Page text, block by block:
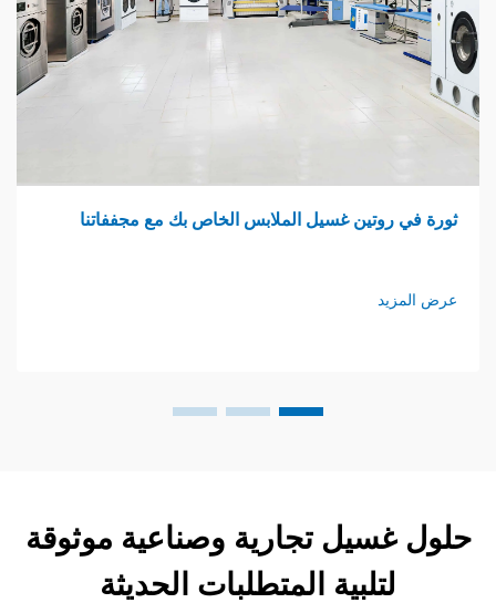
غسيل الملابس الخاص بك مع مجففاتنا
تجارية وصناعية موثوقة
المتطلبات الحديثة